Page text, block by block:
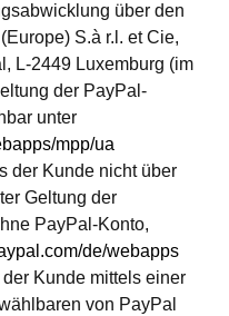
über den
S.à r.l. et Cie,
L-2449 Luxemburg (im
der PayPal-
unter
/mpp/ua
der Kunde nicht über
Geltung der
PayPal-Konto,
/de/webapps
der Kunde mittels einer
von PayPal